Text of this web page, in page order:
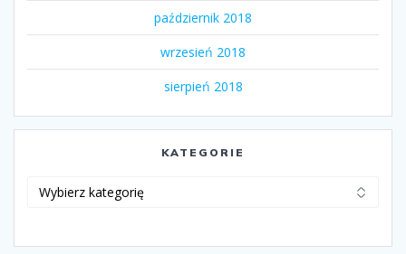
październik 2018
wrzesień 2018
sierpień 2018
KATEGORIE